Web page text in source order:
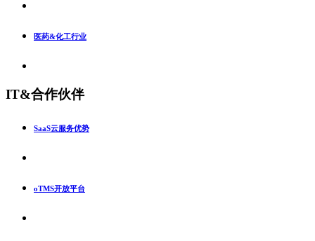
医药&化工行业
IT&合作伙伴
SaaS云服务优势
oTMS开放平台